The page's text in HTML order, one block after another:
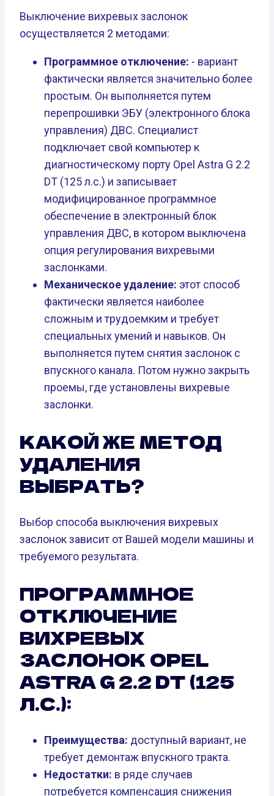
Выключение вихревых заслонок
осуществляется 2 методами:
Программное отключение: - вариант
фактически является значительно более
простым. Он выполняется путем
перепрошивки ЭБУ (электронного блока
управления) ДВС. Специалист
подключает свой компьютер к
диагностическому порту Opel Astra G 2.2
DT (125 л.с.) и записывает
модифицированное программное
обеспечение в электронный блок
управления ДВС, в котором выключена
опция регулирования вихревыми
заслонками.
Механическое удаление: этот способ
фактически является наиболее
сложным и трудоемким и требует
специальных умений и навыков. Он
выполняется путем снятия заслонок с
впускного канала. Потом нужно закрыть
проемы, где установлены вихревые
заслонки.
КАКОЙ ЖЕ МЕТОД
УДАЛЕНИЯ
ВЫБРАТЬ?
Выбор способа выключения вихревых
заслонок зависит от Вашей модели машины и
требуемого результата.
ПРОГРАММНОЕ
ОТКЛЮЧЕНИЕ
ВИХРЕВЫХ
ЗАСЛОНОК OPEL
ASTRA G 2.2 DT (125
Л.С.):
Преимущества: доступный вариант, не
требует демонтаж впускного тракта.
Недостатки: в ряде случаев
потребуется компенсация снижения